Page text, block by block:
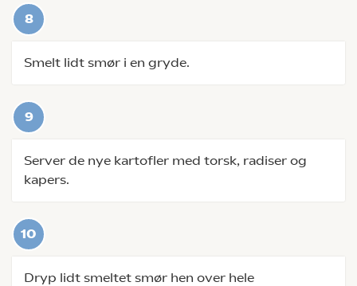
Smelt lidt smør i en gryde.
Server de nye kartofler med torsk, radiser og
kapers.
Dryp lidt smeltet smør hen over hele